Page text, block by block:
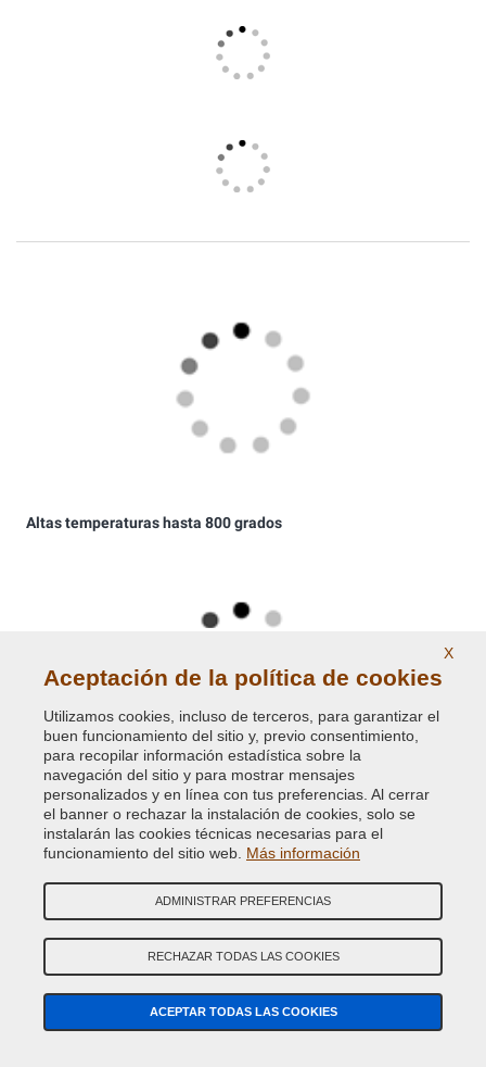
Altas temperaturas hasta 800 grados
Pinturas Ral brillantes y opacas.
Pinturas y pigmentos fosforescentes
X
Aceptación de la política de cookies
Utilizamos cookies, incluso de terceros, para garantizar el
buen funcionamiento del sitio y, previo consentimiento,
para recopilar información estadística sobre la
navegación del sitio y para mostrar mensajes
personalizados y en línea con tus preferencias. Al cerrar
el banner o rechazar la instalación de cookies, solo se
instalarán las cookies técnicas necesarias para el
funcionamiento del sitio web. Más información
ADMINISTRAR PREFERENCIAS
RECHAZAR TODAS LAS COOKIES
ACEPTAR TODAS LAS COOKIES